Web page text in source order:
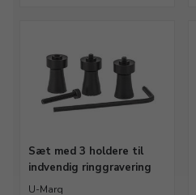
Sæt med 3 holdere til
indvendig ringgravering
U-Marq